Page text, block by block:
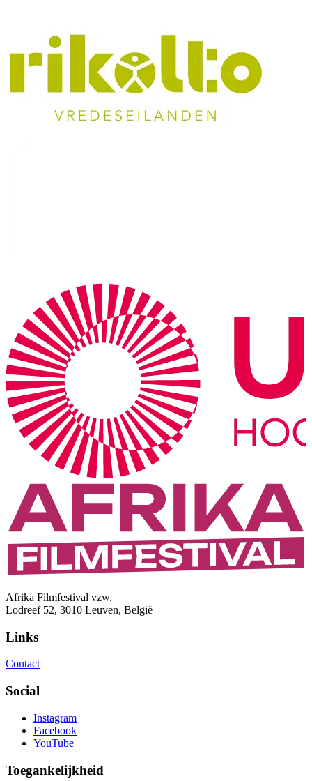
Afrika Filmfestival vzw.
Lodreef 52, 3010 Leuven, België
Links
Contact
Social
Instagram
Facebook
YouTube
Toegankelijkheid